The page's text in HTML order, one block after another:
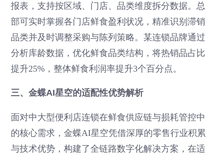
报表，支持按区域、门店、品类维度拆分数据。总
部可实时掌握各门店鲜食盈利状况，精准识别滞销
品类并及时调整采购与陈列策略。某连锁品牌通过
分析库龄数据，优化鲜食品类结构，将热销品占比
提升25%，整体鲜食利润率提升3个百分点。
三、金蝶AI星空的适配性优势解析
面对中大型便利店连锁在鲜食供应链与损耗管控中
的核心需求，金蝶AI星空凭借深厚的零售行业积累
与技术优势，构建了全链路数字化解决方案，在适